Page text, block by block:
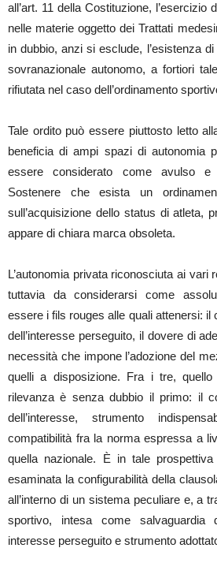
all’art. 11 della Costituzione, l’esercizio
nelle materie oggetto dei Trattati
in dubbio, anzi si esclude, l’esistenza
sovranazionale autonomo, a fortiori
rifiutata nel caso dell’ordinamento
Tale ordito può essere piuttosto letto
beneficia di ampi spazi di autonomia
essere considerato come avulso e
Sostenere che esista un
sull’acquisizione dello status di atleta,
appare di chiara marca obsoleta.
L’autonomia privata riconosciuta ai vari
tuttavia da considerarsi come
essere i fils rouges alle quali attenersi: il
dell’interesse perseguito, il dovere di
necessità che impone l’adozione del
quelli a disposizione. Fra i tre,
rilevanza è senza dubbio il primo: il
dell’interesse, strumento
compatibilità fra la norma espressa a
quella nazionale. È in tale
esaminata la configurabilità della
all’interno di un sistema peculiare e, a
sportivo, intesa come salvaguardia
interesse perseguito e strumento